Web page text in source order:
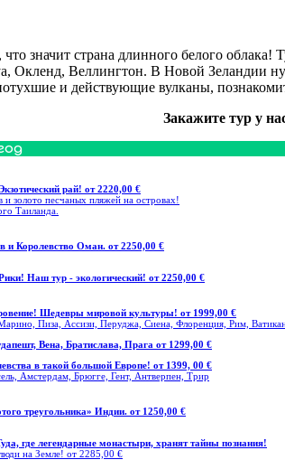
что значит страна длинного белого
Окленд, Веллингтон. В Новой Зеландии
и действующие вулканы,
Закажите тур у
рай! от 2220,00 €
золото песчаных пляжей на островах!
Таиланда.
и Королевство Оман. от 2250,00 €
Наш тур - экологический! от 2250,00 €
Шедевры мировой культуры! от 1999,00 €
Пиза, Ассизи, Перуджа, Сиена, Флоренция, Рим,
Вена, Братислава, Прага от 1299,00 €
в такой большой Европе! от 1399, 00 €
Амстердам, Брюгге, Гент, Антверпен, Трир
треугольника» Индии. от 1250,00 €
где легендарные монастыри, хранят тайны познания!
на Земле! от 2285,00 €